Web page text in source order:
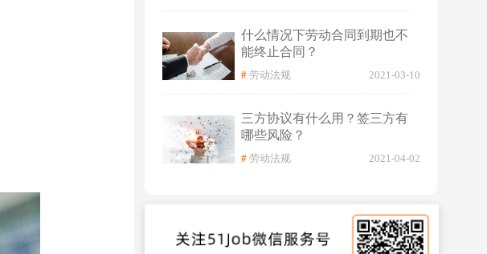
什么情况下劳动合同到期也不
能终止合同？
# 劳动法规 2021-03-10
三方协议有什么用？签三方有
哪些风险？
# 劳动法规 2021-04-02